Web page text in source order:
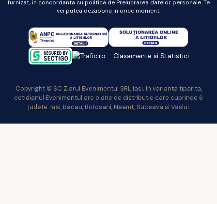
furnizat, in concordanta cu politica de Prelucrarea datelor personale. Te
vei putea dezabona in orice moment.
Copyright © SC Ziarul Evenimentul SRL Iasi. In varianta tiparita,
cotidianul Evenimentul are o arie de distributie care cuprinde 6
judete: Iasi, Bacau, Botosani, Neamt, Suceava si Vaslui